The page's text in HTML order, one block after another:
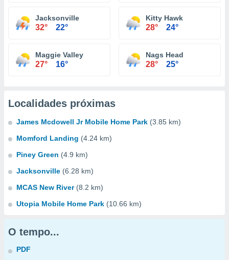
Jacksonville
32° 22°
Kitty Hawk
28° 24°
Maggie Valley
27° 16°
Nags Head
28° 25°
Localidades próximas
James Mcdowell Jr Mobile Home Park (3.85 km)
Momford Landing (4.24 km)
Piney Green (4.9 km)
Jacksonville (6.28 km)
MCAS New River (8.2 km)
Utopia Mobile Home Park (10.66 km)
O tempo...
PDF